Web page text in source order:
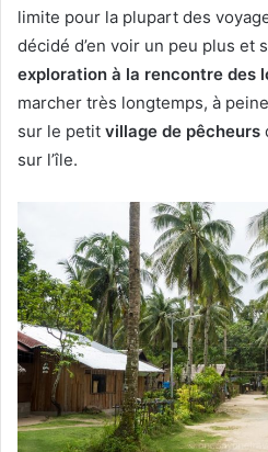
limite pour la plupart des
décidé d’en voir un peu plus et
exploration à la rencontre des
marcher très longtemps, à
sur le petit village de pêcheurs
sur l’île.